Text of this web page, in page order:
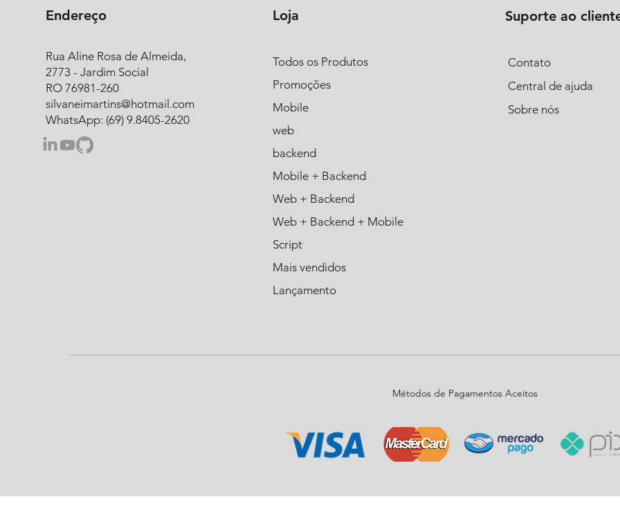
Endereço
Rua Aline Rosa de Almeida,
2773 - Jardim Social
RO 76981-260
silvaneimartins@hotmail.com
WhatsApp: (69) 9.8405-2620
Loja
Todos os Produtos
Promoções
Mobile
web
backend
Mobile + Backend
Web + Backend
Web + Backend + Mobile
Script
Mais vendidos
Lançamento
Suporte ao
Contato
Central de ajuda
Sobre nós
Métodos de Pagamentos Aceitos